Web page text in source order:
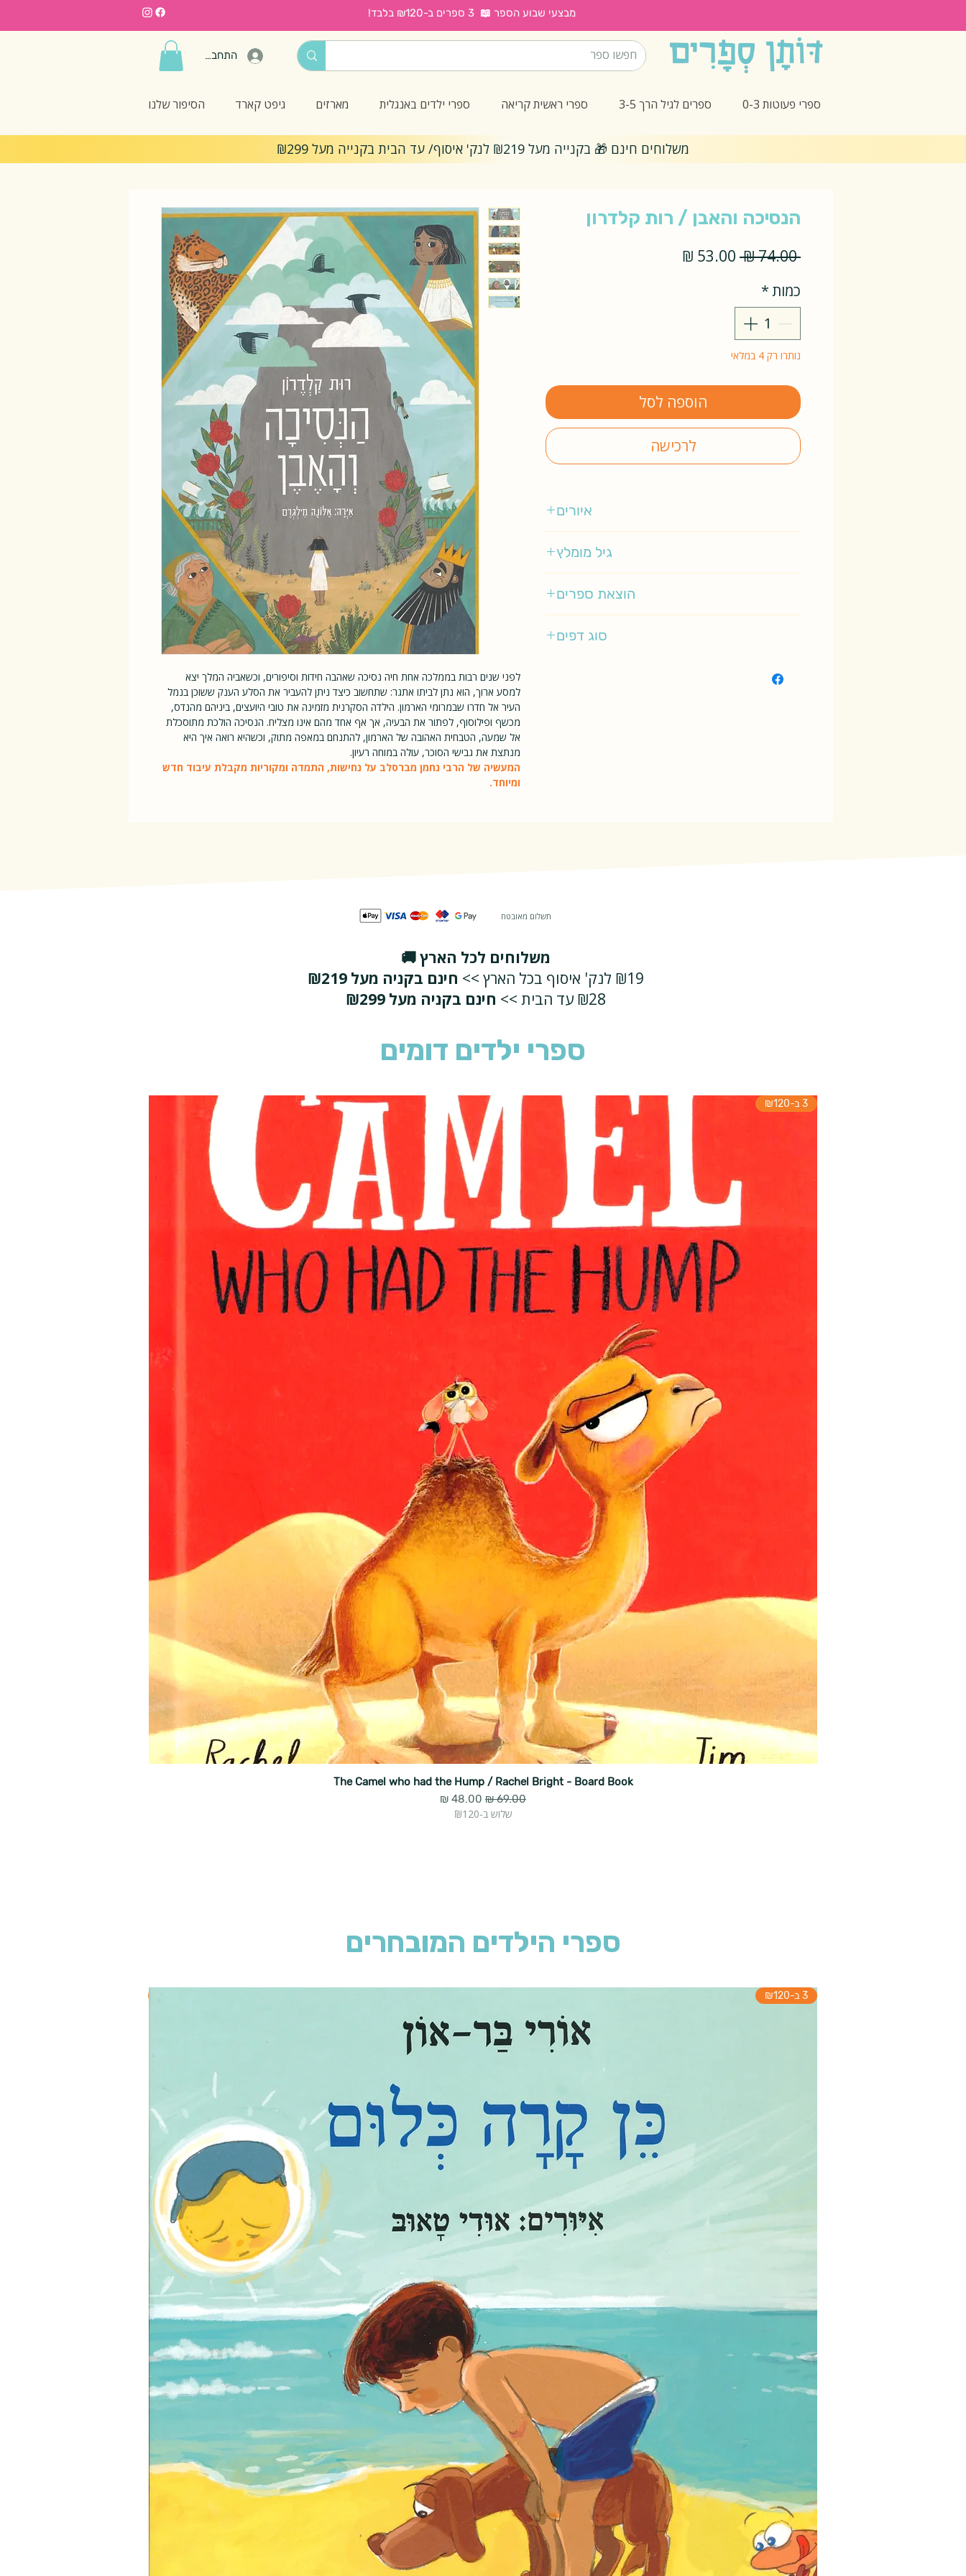
מבצעי שבוע הספר 📖 3 ספרים ב-₪120 בלבד!
התחברות
ספרי פעוטות 0-3 ספרים לגיל הרך 3-5 ספרי ראשית קריאה ספרי ילדים באנגלית מארזים גיפט קארד הסיפור שלנו
משלוחים חינם 🎁 בקנייה מעל ₪219 לנק' איסוף/ עד הבית בקנייה מעל ₪299
לפני שנים רבות בממלכה אחת חיה נסיכה שאהבה חידות וסיפורים, וכשאביה המלך יצא
למסע ארוך, הוא נתן לביתו אתגר: שתחשוב כיצד ניתן להעביר את הסלע הענק ששוכן בנמל
העיר אל חדרו שבמרומי הארמון. הילדה הסקרנית מזמינה את טובי היועצים, ביניהם מהנדס,
מכשף ופילוסוף, לפתור את הבעיה, אך אף אחד מהם אינו מצליח. הנסיכה הולכת מתוסכלת
אל שמעה, הטבחית האהובה של הארמון, להתנחם במאפה מתוק, וכשהיא רואה איך היא
מנתצת את גבישי הסוכר, עולה במוחה רעיון.
המעשיה של הרבי נחמן מברסלב על נחישות, התמדה ומקוריות מקבלת עיבוד חדש
ומיוחד.
הנסיכה והאבן / רות קלדרון
‏74.00 ‏₪
מחיר
כמות*
נותרו רק 4 במלאי
הוספה לסל
לרכישה
איורים
גיל מומלץ
הוצאת ספרים
סוג דפים
תשלום מאובטח
משלוחים לכל הארץ 🚚
₪19 לנק' איסוף בכל הארץ >>
חינם בקניה מעל ₪219
₪28 עד הבית >>
חינם בקניה מעל ₪299
ספרי ילדים דומים
3 ב-₪120
The Camel who had the Hump / Rachel Bright - Board Book
מחיר רגיל מחיר מבצע
שלוש ב-₪120
ספרי הילדים המובחרים
3 ב-₪120